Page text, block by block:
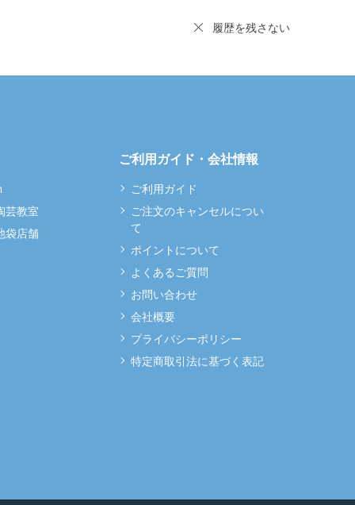
履歴を残さない
芸教室
袋店舗
ご利用ガイド・会社情報
ご利用ガイド
ご注文のキャンセルについ
て
ポイントについて
よくあるご質問
お問い合わせ
会社概要
プライバシーポリシー
特定商取引法に基づく表記